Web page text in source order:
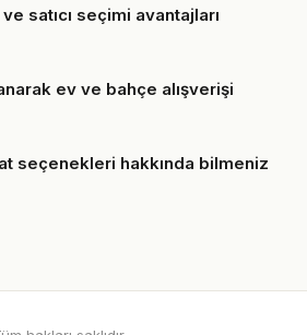
satıcı seçimi avantajları
ev ve bahçe alışverişi
seçenekleri hakkında bilmeniz